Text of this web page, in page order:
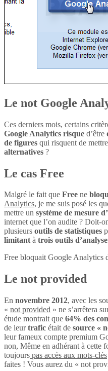
Le not Google
Ces derniers mois, certains
Google Analytics risque d’être
de figures qui risquent de
alternatives ?
Le cas Free
Malgré le fait que Free ne
Analytics, je me suis posé les
mettre un système de mesure
internet que l’on audite ? Doit-
plusieurs outils de statistiques
limitantà trois outils
Free bloquait Google Analytics
Le not provided
En novembre 2012, avec les
« not provided » ne s’arrêtera
étude montrait que 64% des
de leurtrafic était de source «
leur fameux compte premium
non, Même en adhérant à cette
toujours pas accès aux mots-clés
faites ! Vous aurez du « not